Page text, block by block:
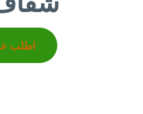
اطلب